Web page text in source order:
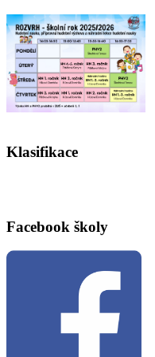
Klasifikace
Facebook školy